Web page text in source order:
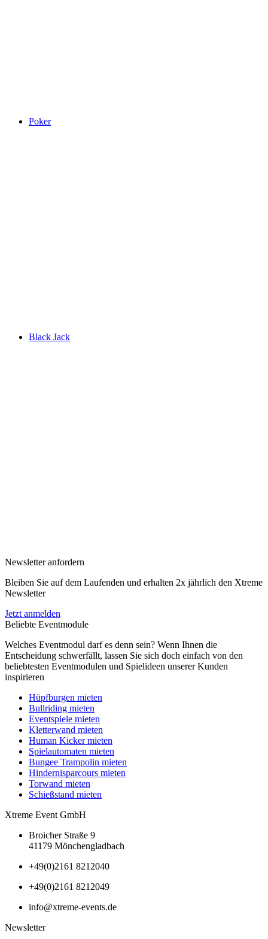
Poker
Black Jack
Newsletter anfordern
Bleiben Sie auf dem Laufenden und erhalten 2x jährlich den Xtreme
Newsletter
Jetzt anmelden
Beliebte Eventmodule
Welches Eventmodul darf es denn sein? Wenn Ihnen die
Entscheidung schwerfällt, lassen Sie sich doch einfach von den
beliebtesten Eventmodulen und Spielideen unserer Kunden
inspirieren
Hüpfburgen mieten
Bullriding mieten
Eventspiele mieten
Kletterwand mieten
Human Kicker mieten
Spielautomaten mieten
Bungee Trampolin mieten
Hindernisparcours mieten
Torwand mieten
Schießstand mieten
Xtreme Event GmbH
Broicher Straße 9
41179 Mönchengladbach
+49(0)2161 8212040
+49(0)2161 8212049
info@xtreme-events.de
Newsletter